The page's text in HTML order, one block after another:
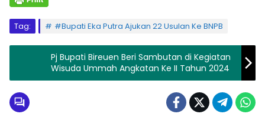
Tag: #Bupati Eka Putra Ajukan 22 Usulan Ke BNPB
Pj Bupati Bireuen Beri Sambutan di Kegiatan
Wisuda Ummah Angkatan Ke II Tahun 2024